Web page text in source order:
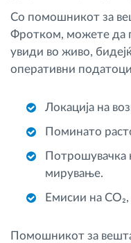
Со помошникот за
Фротком, можете да
увиди во живо,
оперативни
Локација на
Поминато
Потрошувачка
мирување.
Емисии на
Помошникот за